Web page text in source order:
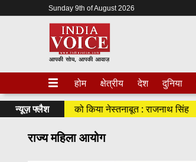
Sunday 9th of August 2026
होम क्षेत्रीय देश दुनिया
न्यूज़ फ्लैश
सरपरस्तों को किया नेस्तनाबूत : राजनाथ सिंह
राज्य महिला आयोग